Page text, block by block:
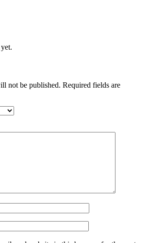
not be published. Required fields are